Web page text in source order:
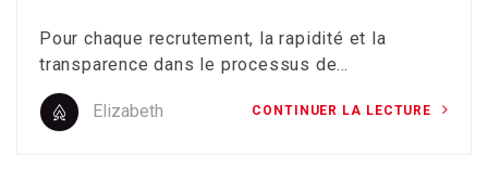
Pour chaque recrutement, la rapidité et la
transparence dans le processus de…
Elizabeth CONTINUER LA LECTURE